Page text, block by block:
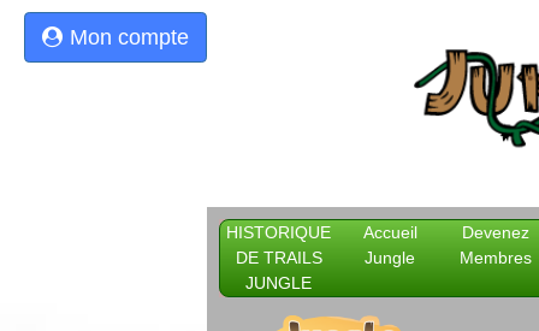
HISTORIQUE
DE TRAILS
JUNGLE
Accueil
Jungle
Devenez
Membres
Mon compte